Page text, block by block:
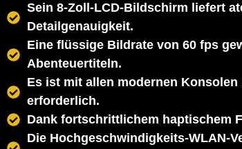
Sein 8-Zoll-LCD-Bildschirm liefert
Detailgenauigkeit.
Eine flüssige Bildrate von 60 fps
Abenteuertiteln.
Es ist mit allen modernen
erforderlich.
Dank fortschrittlichem haptischem
Die Hochgeschwindigkeits-WLAN-